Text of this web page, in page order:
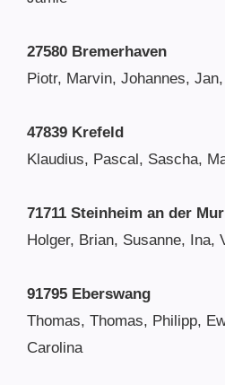
27580 Bremerhaven
Piotr, Marvin, Johannes,
47839 Krefeld
Klaudius, Pascal, Sascha,
71711 Steinheim an der
Holger, Brian, Susanne, Ina,
91795 Eberswang
Thomas, Thomas, Philipp,
Carolina